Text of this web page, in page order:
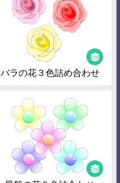
バラの花３色詰め合わせ